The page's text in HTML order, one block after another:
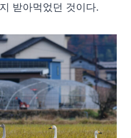
받아먹었던 것이다.